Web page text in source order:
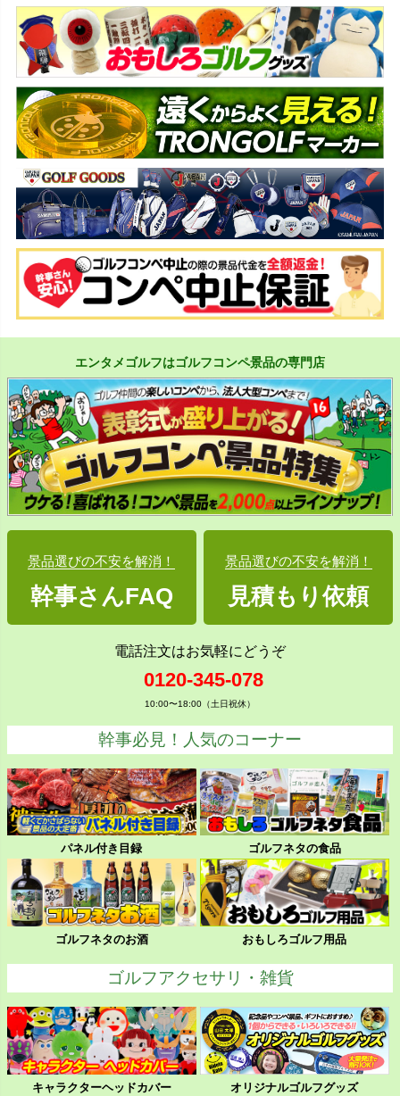
エンタメゴルフはゴルフコンペ景品の専門店
景品選びの不安を解消！
幹事さんFAQ
景品選びの不安を解消！
見積もり依頼
電話注文はお気軽にどうぞ
0120-345-078
10:00〜18:00（土日祝休）
幹事必見！人気のコーナー
パネル付き目録 ゴルフネタの食品
ゴルフネタのお酒 おもしろゴルフ用品
ゴルフアクセサリ・雑貨
キャラクターヘッドカバー オリジナルゴルフグッズ